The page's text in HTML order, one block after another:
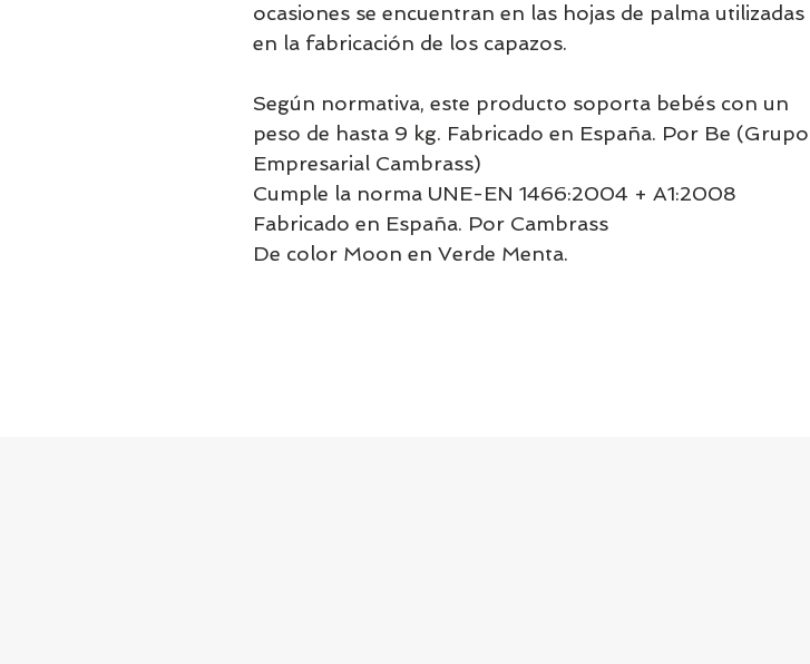
ocasiones se encuentran en las hojas de palma utilizadas
en la fabricación de los capazos.
Según normativa, este producto soporta bebés con un
peso de hasta 9 kg. Fabricado en España. Por Be (Grupo
Empresarial Cambrass)
Cumple la norma UNE-EN 1466:2004 + A1:2008
Fabricado en España. Por Cambrass
De color Moon en Verde Menta.